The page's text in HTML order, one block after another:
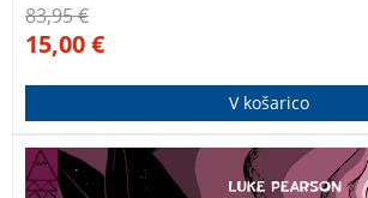
83,95€
15,00€
V košarico
Hilda in črni pes je četrta knjiga iz